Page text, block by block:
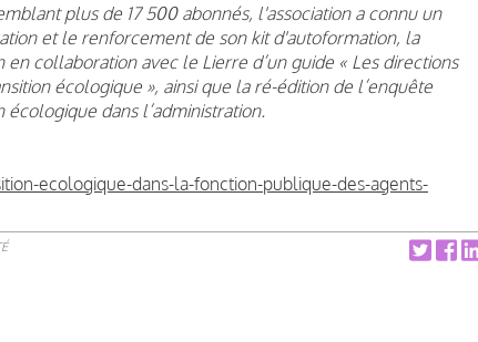
plus de 17 500 abonnés, l'association a connu un
et le renforcement de son kit d'autoformation, la
collaboration avec le Lierre d’un guide « Les directions
écologique », ainsi que la ré-édition de l’enquête
dans l’administration.
ecologique-dans-la-fonction-publique-des-agents-